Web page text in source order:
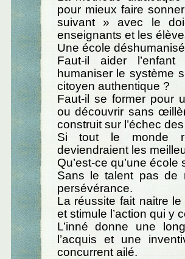
pour mieux faire
suivant » avec le
enseignants et les
Une école
Faut-il aider
humaniser le système
citoyen authentique ?
Faut-il se former pour
ou découvrir sans
construit sur l’échec
Si tout le monde
deviendraient les
Qu’est-ce qu’une
Sans le talent pas de
persévérance.
La réussite fait naitre
et stimule l’action qui y
L’inné donne une
l’acquis et une
concurrent ailé.